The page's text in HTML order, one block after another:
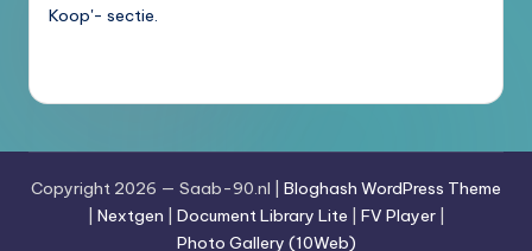
Koop'- sectie.
Copyright 2026 — Saab-90.nl | Bloghash WordPress Theme
Nextgen Document Library Lite FV Player|
Photo Gallery (10Web)